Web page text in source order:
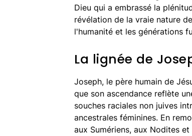
Dieu qui a embrassé la
révélation de la vraie nature
l'humanité et les générations
La lignée de
Joseph, le père humain de
que son ascendance reflète
souches raciales non juives
ancestrales féminines. En
aux Sumériens, aux Nodites